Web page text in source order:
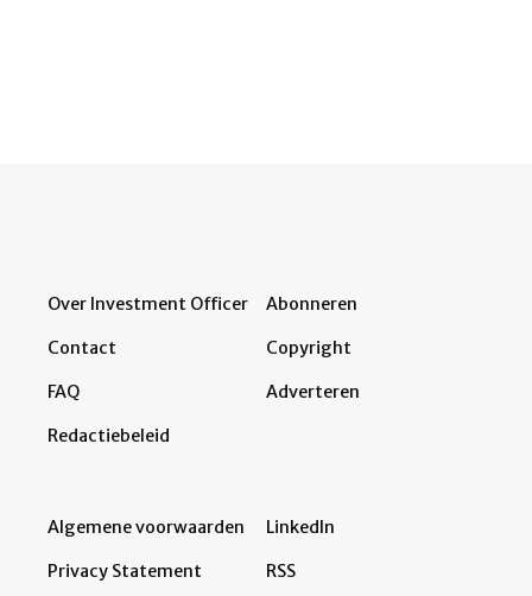
Over Investment Officer
Contact
FAQ
Redactiebeleid
Abonneren
Copyright
Adverteren
Algemene voorwaarden
Privacy Statement
LinkedIn
RSS